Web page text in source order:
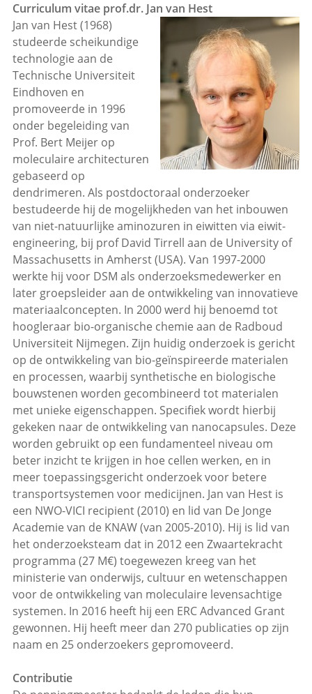
Curriculum vitae prof.dr. Jan van Hest
Jan van Hest (1968)
studeerde scheikundige
technologie aan de
Technische Universiteit
Eindhoven en
promoveerde in 1996
onder begeleiding van
Prof. Bert Meijer op
moleculaire architecturen
gebaseerd op
dendrimeren. Als postdoctoraal onderzoeker
bestudeerde hij de mogelijkheden van het inbouwen
van niet-natuurlijke aminozuren in eiwitten via eiwit-
engineering, bij prof David Tirrell aan de University of
Massachusetts in Amherst (USA). Van 1997-2000
werkte hij voor DSM als onderzoeksmedewerker en
later groepsleider aan de ontwikkeling van innovatieve
materiaalconcepten. In 2000 werd hij benoemd tot
hoogleraar bio-organische chemie aan de Radboud
Universiteit Nijmegen. Zijn huidig onderzoek is gericht
op de ontwikkeling van bio-geïnspireerde materialen
en processen, waarbij synthetische en biologische
bouwstenen worden gecombineerd tot materialen
met unieke eigenschappen. Specifiek wordt hierbij
gekeken naar de ontwikkeling van nanocapsules. Deze
worden gebruikt op een fundamenteel niveau om
beter inzicht te krijgen in hoe cellen werken, en in
meer toepassingsgericht onderzoek voor betere
transportsystemen voor medicijnen. Jan van Hest is
een NWO-VICI recipient (2010) en lid van De Jonge
Academie van de KNAW (van 2005-2010). Hij is lid van
het onderzoeksteam dat in 2012 een Zwaartekracht
programma (27 M€) toegewezen kreeg van het
ministerie van onderwijs, cultuur en wetenschappen
voor de ontwikkeling van moleculaire levensachtige
systemen. In 2016 heeft hij een ERC Advanced Grant
gewonnen. Hij heeft meer dan 270 publicaties op zijn
naam en 25 onderzoekers gepromoveerd.
Contributie